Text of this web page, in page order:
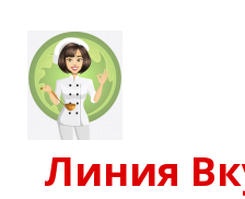
Линия